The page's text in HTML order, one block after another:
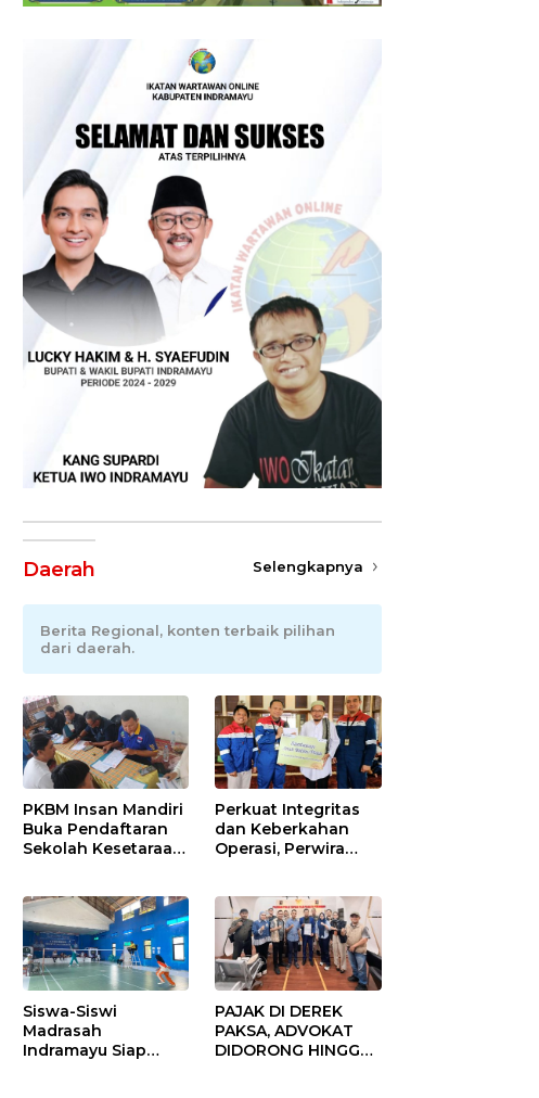
Daerah Selengkapnya
Berita Regional, konten terbaik pilihan
dari daerah.
PKBM Insan Mandiri
Buka Pendaftaran
Sekolah Kesetaraan
Perkuat Integritas
dan Keberkahan
Operasi, Perwira
Siswa-Siswi
Madrasah
Indramayu Siap
PAJAK DI DEREK
PAKSA, ADVOKAT
DIDORONG HINGGA